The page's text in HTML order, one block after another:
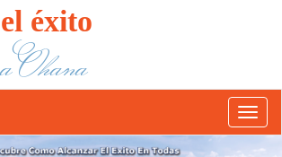
éxito
Ohana
Abrír/
el
menú